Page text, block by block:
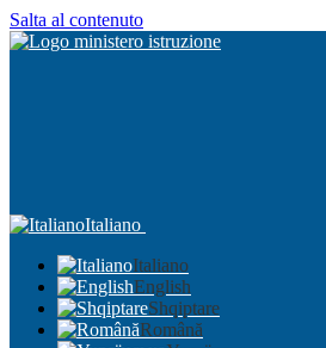
Salta al contenuto
Italiano
Italiano
English
Shqiptare
Română